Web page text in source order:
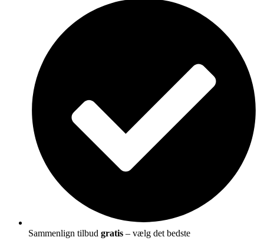
Sammenlign tilbud gratis – vælg det bedste